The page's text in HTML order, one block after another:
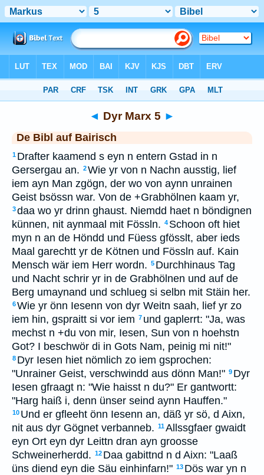
◄ Dyr Marx 5 ►
De Bibl auf Bairisch
1 Drafter kaamend s eyn n entern Gstad in n
Gersergau an. 2Wie yr von n Nachn ausstig, lief
iem ayn Man zgögn, der wo von aynn unrainen
Geist bsössn war. Von de +Grabhölnen kaam yr,
3daa wo yr drinn ghaust. Niemdd haet n böndignen
künnen, nit aynmaal mit Fössln. 4 Schoon oft hiet
myn n an de Höndd und Füess gfösslt, aber ieds
Maal garechtt yr de Kötnen und Fössln auf. Kain
Mensch wär iem Herr wordn. 5 Durchhinaus Tag
und Nacht schrir yr in de Grabhölnen und auf de
Berg umaynand und schlueg si selbn mit Stäin her.
6Wie yr önn Iesenn von dyr Weitn saah, lief yr zo
iem hin, gspraitt si vor iem 7 und gaplerrt: "Ja, was
mechst n +du von mir, Iesen, Sun von n hoehstn
Got? I beschwör di in Gots Nam, peinig mi nit!"
8 Dyr Iesen hiet nömlich zo iem gsprochen:
"Unrainer Geist, verschwindd aus dönn Man!" 9 Dyr
Iesen gfraagt n: "Wie haisst n du?" Er gantwortt:
"Harg haiß i, denn ünser seind aynn Hauffen."
10 Und er gfleeht önn Iesenn an, däß yr sö, d Aixn,
nit aus dyr Gögnet verbanneb. 11Allssgfaer gwaidt
eyn Ort eyn dyr Leittn dran ayn groosse
Schweinerherdd. 12 Daa gabittnd n d Aixn: "Laaß
üns diend eyn die Säu einhinfarn!" 13 Dös war yn n